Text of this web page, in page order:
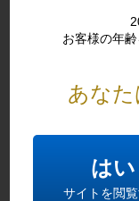
ご不便お
5746o:ご入力の
お客様の年
あなた
はい
サイトを閲